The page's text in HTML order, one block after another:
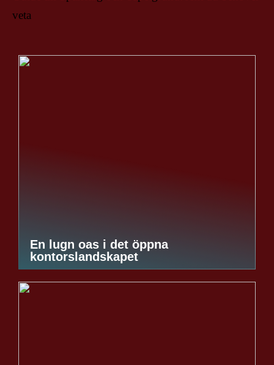
veta
En lugn oas i det öppna
kontorslandskapet